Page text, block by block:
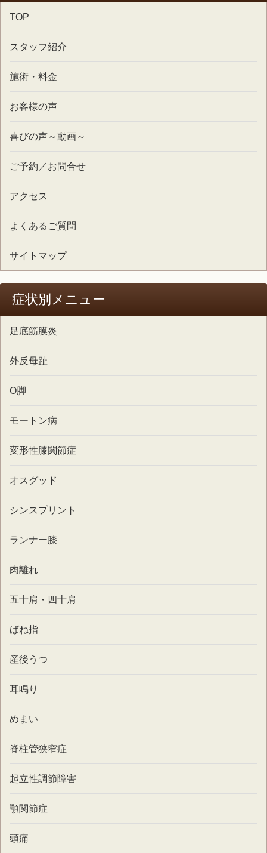
TOP
スタッフ紹介
施術・料金
お客様の声
喜びの声～動画～
ご予約／お問合せ
アクセス
よくあるご質問
サイトマップ
症状別メニュー
足底筋膜炎
外反母趾
O脚
モートン病
変形性膝関節症
オスグッド
シンスプリント
ランナー膝
肉離れ
五十肩・四十肩
ばね指
産後うつ
耳鳴り
めまい
脊柱管狭窄症
起立性調節障害
顎関節症
頭痛